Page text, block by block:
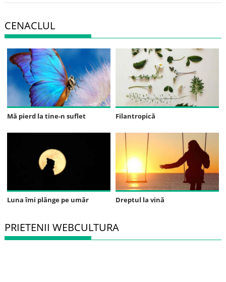
CENACLUL
Mă pierd la tine-n suflet Filantropică
Luna îmi plânge pe umăr Dreptul la vină
PRIETENII WEBCULTURA